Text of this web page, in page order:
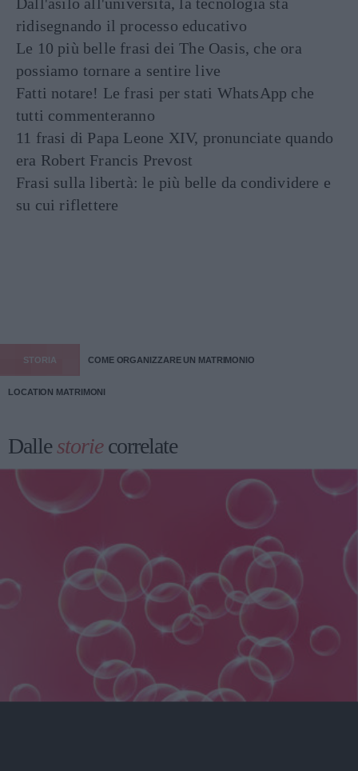
ridisegnando il processo educativo
Le 10 più belle frasi dei The Oasis, che ora
possiamo tornare a sentire live
Fatti notare! Le frasi per stati WhatsApp che
tutti commenteranno
11 frasi di Papa Leone XIV, pronunciate quando
era Robert Francis Prevost
Frasi sulla libertà: le più belle da condividere e
su cui riflettere
STORIA COME ORGANIZZARE UN MATRIMONIO
LOCATION MATRIMONI
Dallestoriecorrelate